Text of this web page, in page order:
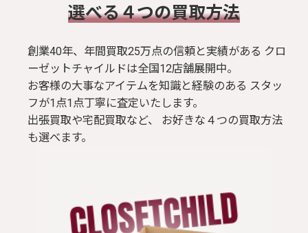
​選べる４つの買取方法
創業40年、年間買取25万点の信頼と実績がある クロ
ーゼットチャイルドは全国12店舗展開中。
お客様の大事なアイテムを知識と経験のある スタッ
フが1点1点丁寧に査定いたします。
出張買取や宅配買取など、 お好きな４つの買取方法
も選べます。